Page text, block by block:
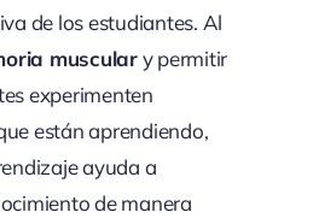
de los estudiantes. Al
musculary permitir
experimenten
están aprendiendo,
ayuda a
de manera